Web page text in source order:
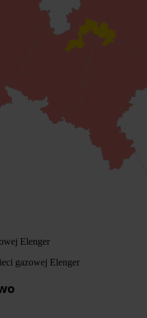
Elenger
gazowej Elenger